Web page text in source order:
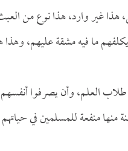
غير وارد، هذا نوع من
ما فيه مشقة عليهم،
العلم، وأن يصرفوا
منها منفعة للمسلمين في حياتهم